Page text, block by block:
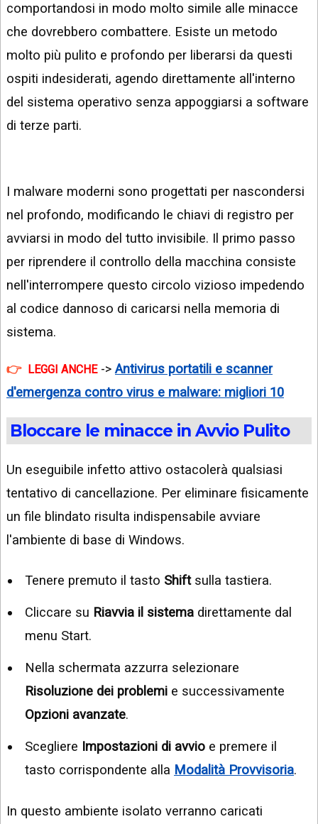
APPS
TECNOLOGIA
STRUMENTI
WEB
comportandosi in modo molto simile alle minacce
che dovrebbero combattere. Esiste un metodo
molto più pulito e profondo per liberarsi da questi
ospiti indesiderati, agendo direttamente all'interno
del sistema operativo senza appoggiarsi a software
di terze parti.
I malware moderni sono progettati per nascondersi
nel profondo, modificando le chiavi di registro per
avviarsi in modo del tutto invisibile. Il primo passo
per riprendere il controllo della macchina consiste
nell'interrompere questo circolo vizioso impedendo
al codice dannoso di caricarsi nella memoria di
sistema.
LEGGI ANCHE-> Antivirus portatili e scanner
d'emergenza contro virus e malware: migliori 10
Bloccare le minacce in Avvio Pulito
Un eseguibile infetto attivo ostacolerà qualsiasi
tentativo di cancellazione. Per eliminare fisicamente
un file blindato risulta indispensabile avviare
l'ambiente di base di Windows.
Tenere premuto il tasto Shiftsulla tastiera.
Cliccare su Riavvia il sistema direttamente dal
menu Start.
Nella schermata azzurra selezionare
Risoluzione dei problemi e successivamente
Opzioni avanzate.
Scegliere Impostazioni di avvio e premere il
tasto corrispondente alla Modalità Provvisoria.
In questo ambiente isolato verranno caricati